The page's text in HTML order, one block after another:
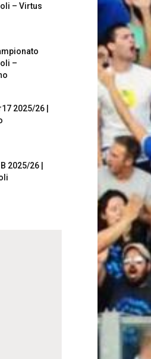
– Virtus
–
2025/26 |
2025/26 |